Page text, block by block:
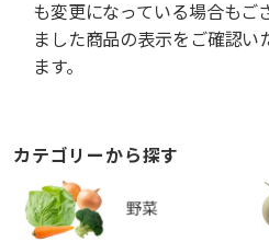
も変更になっている場合もご
ました商品の表示をご確認い
ます。
カテゴリーから探す